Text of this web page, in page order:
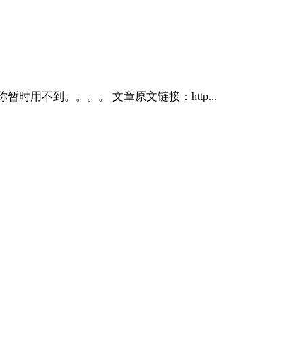
时用不到。。。。 文章原文链接：http...